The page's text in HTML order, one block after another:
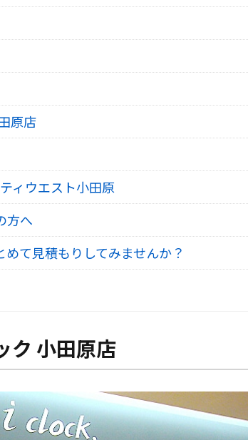
原店
ィウエスト小田原
方へ
て見積もりしてみませんか？
ク 小田原店